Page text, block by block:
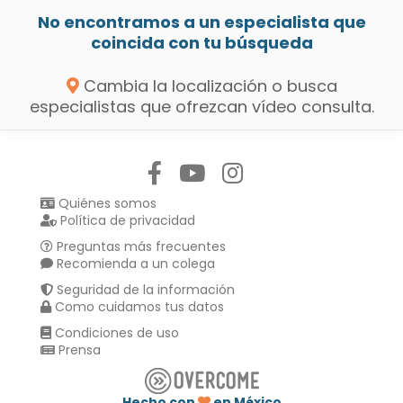
No encontramos a un especialista que
coincida con tu búsqueda
Cambia la localización o busca
especialistas que ofrezcan vídeo consulta.
Quiénes somos
Política de privacidad
Preguntas más frecuentes
Recomienda a un colega
Seguridad de la información
Como cuidamos tus datos
Condiciones de uso
Prensa